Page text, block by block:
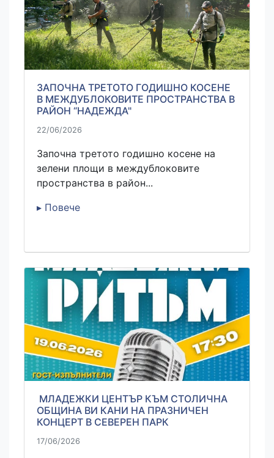
ЗАПОЧНА ТРЕТОТО ГОДИШНО КОСЕНЕ
В МЕЖДУБЛОКОВИТЕ ПРОСТРАНСТВА В
РАЙОН “НАДЕЖДА"
22/06/2026
Започна третото годишно косене на
зелени площи в междублоковите
пространства в район...
▸ Повече
МЛАДЕЖКИ ЦЕНТЪР КЪМ СТОЛИЧНА
ОБЩИНА ВИ КАНИ НА ПРАЗНИЧЕН
КОНЦЕРТ В СЕВЕРЕН ПАРК
17/06/2026